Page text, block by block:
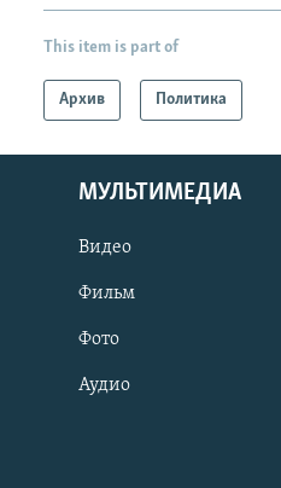
This item is part of
Архив Политика
МУЛЬТИМЕДИА
Видео
Фильм
Фото
Аудио